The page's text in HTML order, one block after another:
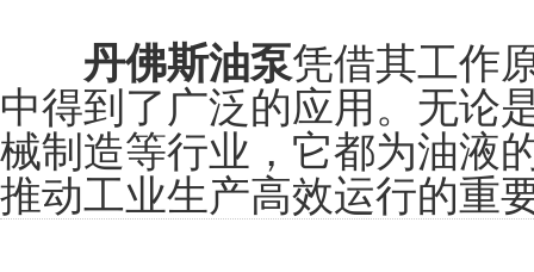
丹佛斯油泵凭借其工作
中得到了广泛的应用。无论
械制造等行业，它都为油液
推动工业生产高效运行的重